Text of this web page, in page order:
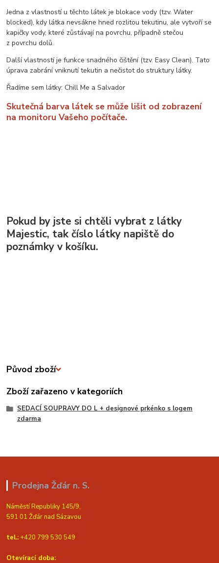
Jedna z vlastností u těchto látek je blokace vody (tzv. Water
blocked), kdy látka nevsákne hned rozlitou tekutinu, ale vytvoří se
kapičky vody, které zůstávají na povrchu, případně stečou
z povrchu dolů.
Další vlastností je funkce snadného čištění (tzv. Easy Clean). Tato
úprava zabrání vniknutí tekutin a nečistot do struktury látky.
Řadíme sem látky: Chill Me a Salvador
Skutečná barva látek se může lišit od zobrazení
na monitoru Vašeho počítače.
Pokud by jste si chtěli vybrat z látky
Majestic, tak číslo látky napiště do
poznámky v košíku.
Původ zboží
Zboží zařazeno v kategoriích
SEDACÍ SOUPRAVY DO L + designové prkénko s logem
zdarma
Prodejna Žďár n. S.
Náměstí Republiky 145/9,
591 01 Žďár nad Sázavou
tel.: +420 799 530 549
Otevírací doba: